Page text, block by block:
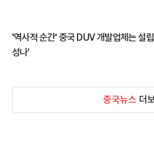
'역사적 순간' 중국 DUV 개발업체는 설
성나'
중국뉴스 더